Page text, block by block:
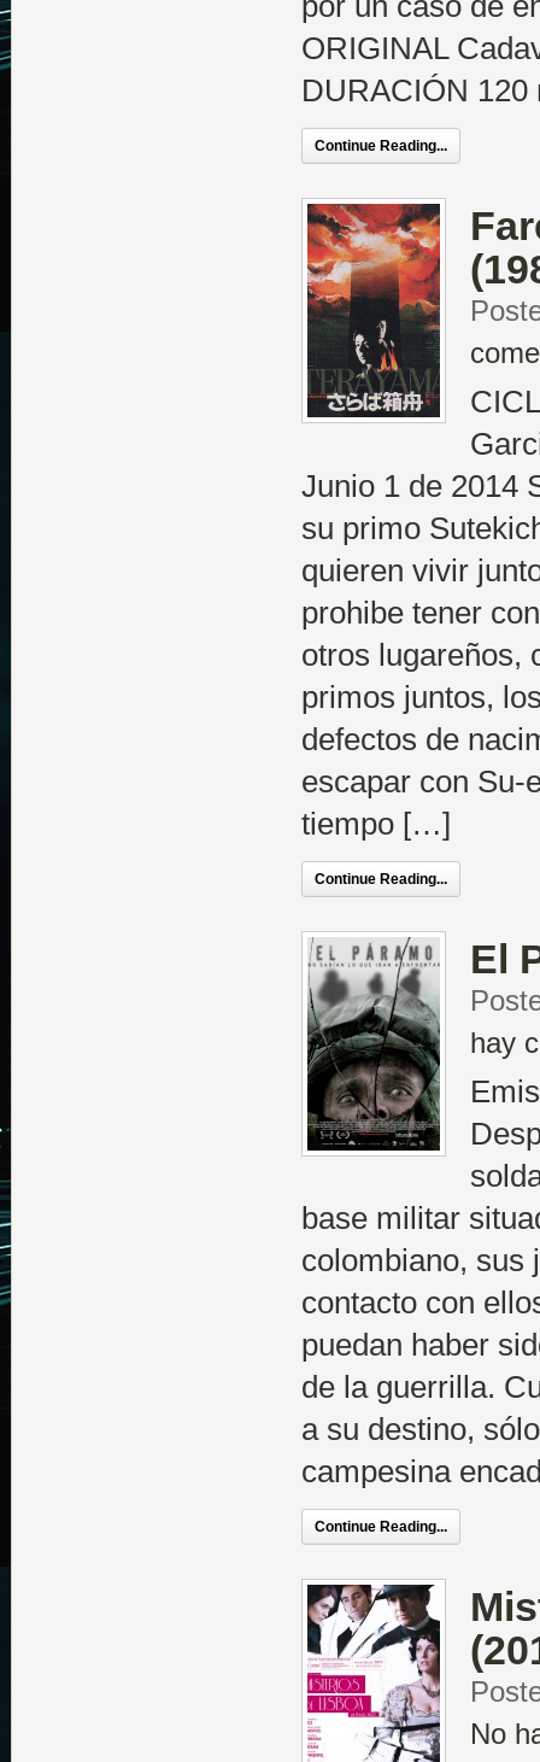
ORIGINAL
DURACIÓN
Continue Reading...
Junio 1 de 2014
su primo
quieren vivir
prohibe tener
otros lugareños,
primos juntos,
defectos de
escapar con Su-
tiempo […]
Continue Reading...
El
hay
base militar
colombiano, sus
contacto con
puedan haber
de la guerrilla.
a su destino,
campesina
Continue Reading...
No